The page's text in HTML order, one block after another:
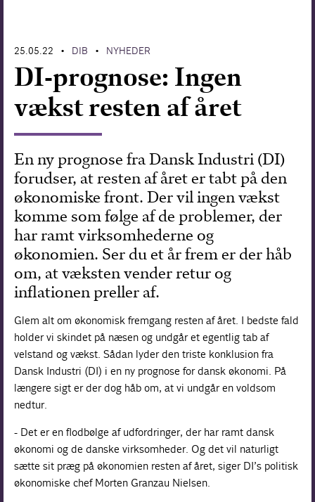
25.05.22 • DIB • NYHEDER
DI-prognose: Ingen
vækst resten af året
En ny prognose fra Dansk Industri (DI)
forudser, at resten af året er tabt på den
økonomiske front. Der vil ingen vækst
komme som følge af de problemer, der
har ramt virksomhederne og
økonomien. Ser du et år frem er der håb
om, at væksten vender retur og
inflationen preller af.
Glem alt om økonomisk fremgang resten af året. I bedste fald
holder vi skindet på næsen og undgår et egentlig tab af
velstand og vækst. Sådan lyder den triste konklusion fra
Dansk Industri (DI) i en ny prognose for dansk økonomi. På
længere sigt er der dog håb om, at vi undgår en voldsom
nedtur.
- Det er en flodbølge af udfordringer, der har ramt dansk
økonomi og de danske virksomheder. Og det vil naturligt
sætte sit præg på økonomien resten af året, siger DI’s politisk
økonomiske chef Morten Granzau Nielsen.